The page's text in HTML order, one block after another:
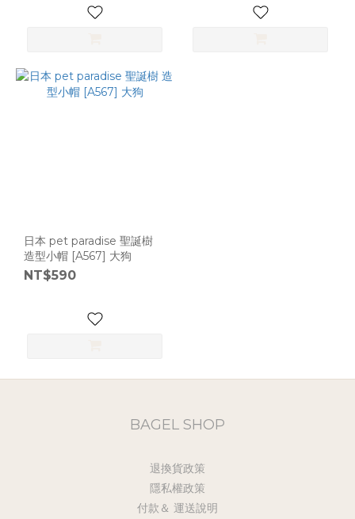
日本 pet paradise 聖誕樹
造型小帽 [A567] 大狗
NT$590
BAGEL SHOP
退換貨政策
隱私權政策
付款＆ 運送說明